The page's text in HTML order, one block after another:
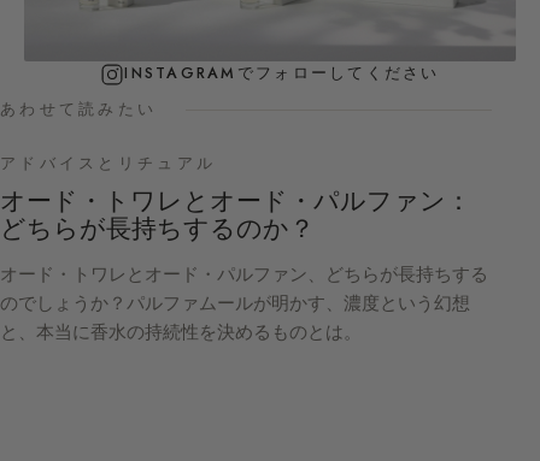
INSTAGRAMでフォローしてください
あわせて読みたい
アドバイスとリチュアル
オード・トワレとオード・パルファン：
どちらが長持ちするのか？
オード・トワレとオード・パルファン、どちらが長持ちする
のでしょうか？パルファムールが明かす、濃度という幻想
と、本当に香水の持続性を決めるものとは。